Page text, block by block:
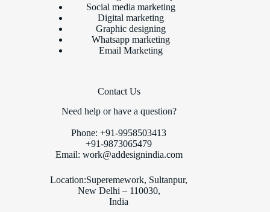
Social media marketing
Digital marketing
Graphic designing
Whatsapp marketing
Email Marketing
Contact Us
Need help or have a question?
Phone: +91-9958503413
+91-9873065479
Email: work@addesignindia.com
Location:Superemework, Sultanpur,
New Delhi – 110030,
India